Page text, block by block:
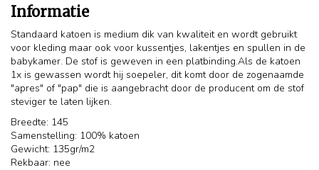
Informatie
Standaard katoen is medium dik van kwaliteit en wordt gebruikt
voor kleding maar ook voor kussentjes, lakentjes en spullen in de
babykamer. De stof is geweven in een platbinding.Als de katoen
1x is gewassen wordt hij soepeler, dit komt door de zogenaamde
"apres" of "pap" die is aangebracht door de producent om de stof
steviger te laten lijken.
Breedte: 145
Samenstelling: 100% katoen
Gewicht: 135gr/m2
Rekbaar: nee